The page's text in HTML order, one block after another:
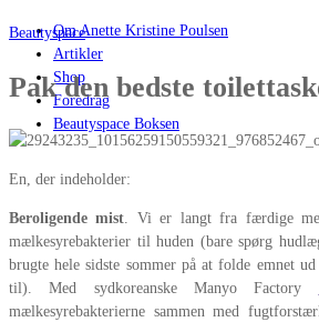
Om Anette Kristine Poulsen
Artikler
Shop
Foredrag
Beautyspace Boksen
Beautyspace
Pak den bedste
En, der indeholder:
Beroligende mist. Vi er langt fra færdige
mælkesyrebakterier til huden (bare spørg
brugte hele sidste sommer på at folde emnet
til). Med sydkoreanske Manyo Factory
mælkesyrebakterierne sammen med